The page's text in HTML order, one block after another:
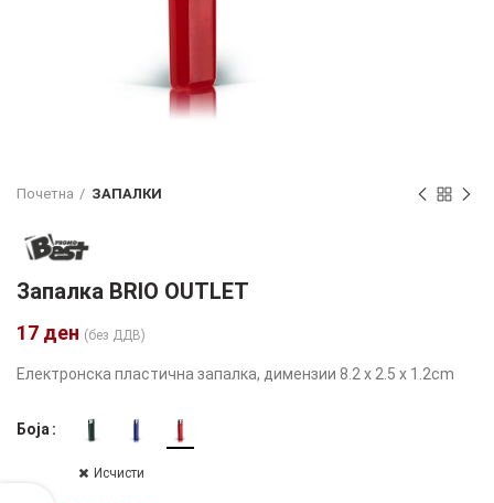
Почетна ЗАПАЛКИ
Запалка BRIO OUTLET
17 ден (без ДДВ)
Електронска пластична запалка, димензии 8.2 x 2.5 x 1.2cm
Боја
Исчисти